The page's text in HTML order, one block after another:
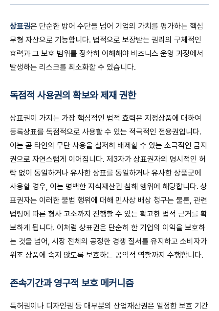
상표권은 단순한 방어 수단을 넘어 기업의 가치를 평가하는 핵심
무형 자산으로 기능합니다. 법적으로 보장받는 권리의 구체적인
효력과 그 보호 범위를 정확히 이해해야 비즈니스 운영 과정에서
발생하는 리스크를 최소화할 수 있습니다.
독점적 사용권의 확보와 제재 권한
상표권이 가지는 가장 핵심적인 법적 효력은 지정상품에 대하여
등록상표를 독점적으로 사용할 수 있는 적극적인 전용권입니다.
이는 곧 타인의 무단 사용을 철저히 배제할 수 있는 소극적인 금지
권으로 자연스럽게 이어집니다. 제3자가 상표권자의 명시적인 허
락 없이 동일하거나 유사한 상표를 동일하거나 유사한 상품군에
사용할 경우, 이는 명백한 지식재산권 침해 행위에 해당합니다. 상
표권자는 이러한 불법 행위에 대해 민사상 배상 청구는 물론, 관련
법령에 따른 형사 고소까지 진행할 수 있는 확고한 법적 근거를 확
보하게 됩니다. 이처럼 상표권은 단순히 한 기업의 이익을 보호하
는 것을 넘어, 시장 전체의 공정한 경쟁 질서를 유지하고 소비자가
위조 상품에 속지 않도록 보호하는 공익적 역할까지 수행합니다.
존속기간과 영구적 보호 메커니즘
특허권이나 디자인권 등 대부분의 산업재산권은 일정한 보호 기간